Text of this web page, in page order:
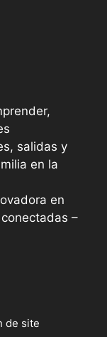
salidas y
en la
en
–
de site